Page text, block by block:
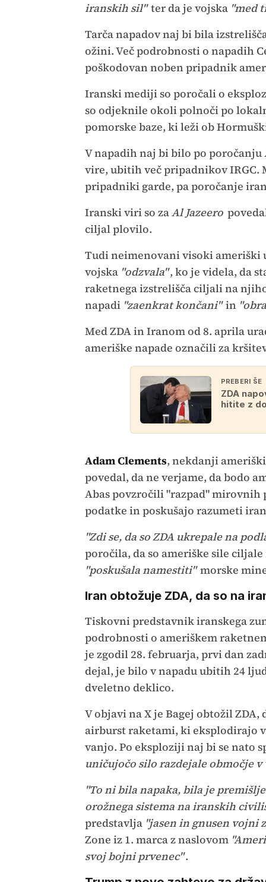
iranskih sil"ter da je vojska "med
Tarča napadov naj bi bila
ožini. Več podrobnosti o napadih
poškodovan noben pripadnik
Iranski mediji so poročali o
so odjeknile okoli polnoči po
pomorske baze, ki leži ob
V napadih naj bi bilo po poročanju
vire, ubitih več pripadnikov
pripadniki garde, pa poročanje
Iranski viri so zaAl Jazeero
ciljal plovilo.
Tudi neimenovani visoki ameriški
vojska "odzvala", ko je videla, da
raketnega izstrelišča ciljali na
napadi "zaenkrat končani"in
Med ZDA in Iranom od 8. aprila
ameriške napade označili za
PREBERI ŠE
ZDA
hitite z
Adam Clements, nekdanji
povedal, da ne verjame, da bodo
Abas povzročili "razpad" mirovnih
podatke in poskušajo razumeti
"Zdi se, da so ZDA ukrepale na
poročila, da so ameriške sile
"poskušala namestiti"morske
Iran obtožuje ZDA, da so na
Tiskovni predstavnik iranskega
podrobnosti o ameriškem
je zgodil 28. februarja, prvi dan
dejal, je bilo v napadu ubitih 24
dveletno deklico.
V objavi na X je Bagej obtožil
airburst raketami, ki eksplodirajo
vanjo. Po eksploziji naj bi se nato
uničujočo silo razdejale območje v
"To ni bila napaka, bila je
orožnega sistema na iranskih
predstavlja "jasen in gnusen vojni
Zone iz 1. marca z naslovom
svoj bojni prvenec".